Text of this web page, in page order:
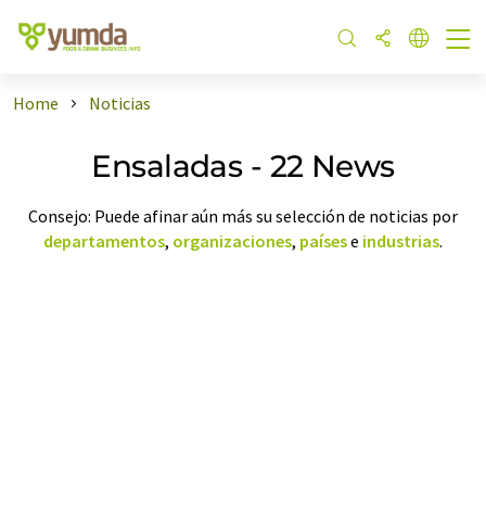
Home Noticias
Ensaladas - 22 News
Consejo: Puede afinar aún más su selección de noticias por
departamentos, organizaciones, paísese industrias.